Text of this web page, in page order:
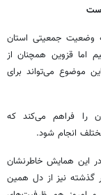
وضعیت جمعیتی استان
اما قزوین همچنان از
موضوع می‌تواند برای
را فراهم می‌کند که
انجام شود.
در این همایش خاطرنشان
گذشته نیز از دل همین